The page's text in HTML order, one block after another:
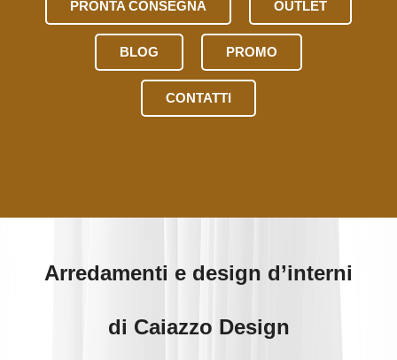
PRONTA CONSEGNA OUTLET
BLOG PROMO
CONTATTI
Arredamenti e design d’interni
di Caiazzo Design